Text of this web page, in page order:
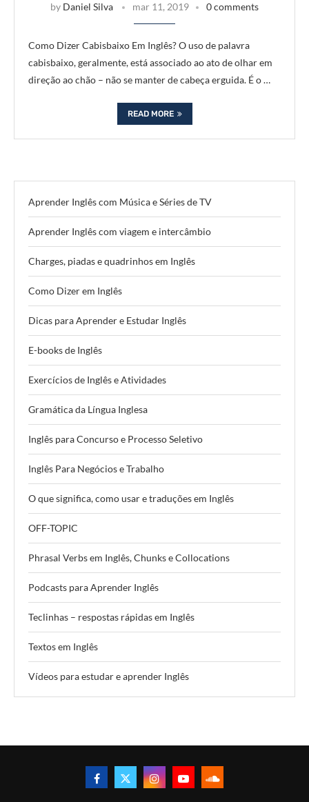
by Daniel Silva mar 11, 2019 0 comments
Como Dizer Cabisbaixo Em Inglês? O uso de palavra
cabisbaixo, geralmente, está associado ao ato de olhar em
direção ao chão – não se manter de cabeça erguida. É o …
READ MORE
Aprender Inglês com Música e Séries de TV
Aprender Inglês com viagem e intercâmbio
Charges, piadas e quadrinhos em Inglês
Como Dizer em Inglês
Dicas para Aprender e Estudar Inglês
E-books de Inglês
Exercícios de Inglês e Atividades
Gramática da Língua Inglesa
Inglês para Concurso e Processo Seletivo
Inglês Para Negócios e Trabalho
O que significa, como usar e traduções em Inglês
OFF-TOPIC
Phrasal Verbs em Inglês, Chunks e Collocations
Podcasts para Aprender Inglês
Teclinhas – respostas rápidas em Inglês
Textos em Inglês
Vídeos para estudar e aprender Inglês